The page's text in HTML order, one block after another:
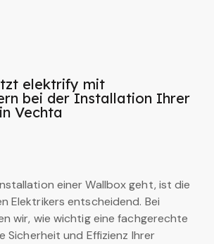
elektrify mit
bei der Installation Ihrer
Vechta
einer Wallbox geht, ist die
Elektrikers entscheidend. Bei
wir, wie wichtig eine fachgerechte
Sicherheit und Effizienz Ihrer